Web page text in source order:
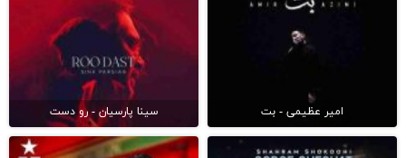
امیر عظیمی - بت سینا پارسیان - رو دست